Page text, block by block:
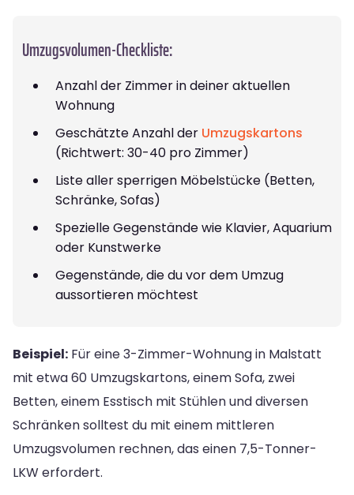
Umzugsvolumen-Checkliste:
Anzahl der Zimmer in deiner aktuellen
Wohnung
Geschätzte Anzahl der Umzugskartons
(Richtwert: 30-40 pro Zimmer)
Liste aller sperrigen Möbelstücke (Betten,
Schränke, Sofas)
Spezielle Gegenstände wie Klavier, Aquarium
oder Kunstwerke
Gegenstände, die du vor dem Umzug
aussortieren möchtest
Beispiel: Für eine 3-Zimmer-Wohnung in Malstatt
mit etwa 60 Umzugskartons, einem Sofa, zwei
Betten, einem Esstisch mit Stühlen und diversen
Schränken solltest du mit einem mittleren
Umzugsvolumen rechnen, das einen 7,5-Tonner-
LKW erfordert.